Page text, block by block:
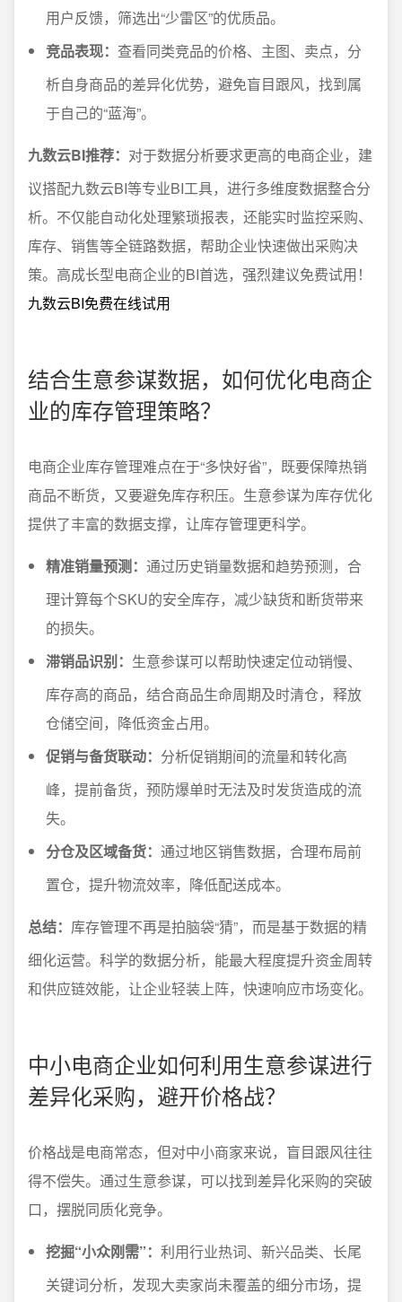
用户反馈，筛选出“少雷区”的优质品。
竞品表现： 查看同类竞品的价格、主图、卖点，分
析自身商品的差异化优势，避免盲目跟风，找到属
于自己的“蓝海”。
九数云BI推荐： 对于数据分析要求更高的电商企业，建
议搭配九数云BI等专业BI工具，进行多维度数据整合分
析。不仅能自动化处理繁琐报表，还能实时监控采购、
库存、销售等全链路数据，帮助企业快速做出采购决
策。高成长型电商企业的BI首选，强烈建议免费试用！
九数云BI免费在线试用
结合生意参谋数据，如何优化电商企
业的库存管理策略？
电商企业库存管理难点在于“多快好省”，既要保障热销
商品不断货，又要避免库存积压。生意参谋为库存优化
提供了丰富的数据支撑，让库存管理更科学。
精准销量预测： 通过历史销量数据和趋势预测，合
理计算每个SKU的安全库存，减少缺货和断货带来
的损失。
滞销品识别： 生意参谋可以帮助快速定位动销慢、
库存高的商品，结合商品生命周期及时清仓，释放
仓储空间，降低资金占用。
促销与备货联动： 分析促销期间的流量和转化高
峰，提前备货，预防爆单时无法及时发货造成的流
失。
分仓及区域备货： 通过地区销售数据，合理布局前
置仓，提升物流效率，降低配送成本。
总结： 库存管理不再是拍脑袋“猜”，而是基于数据的精
细化运营。科学的数据分析，能最大程度提升资金周转
和供应链效能，让企业轻装上阵，快速响应市场变化。
中小电商企业如何利用生意参谋进行
差异化采购，避开价格战？
价格战是电商常态，但对中小商家来说，盲目跟风往往
得不偿失。通过生意参谋，可以找到差异化采购的突破
口，摆脱同质化竞争。
挖掘“小众刚需”： 利用行业热词、新兴品类、长尾
关键词分析，发现大卖家尚未覆盖的细分市场，提